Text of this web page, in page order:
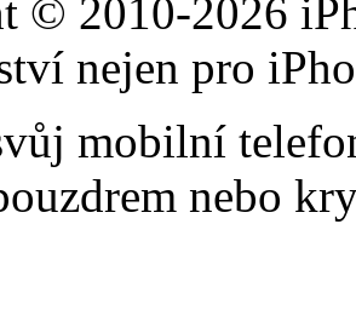
© 2010-2026
nejen pro
mobilní
nebo